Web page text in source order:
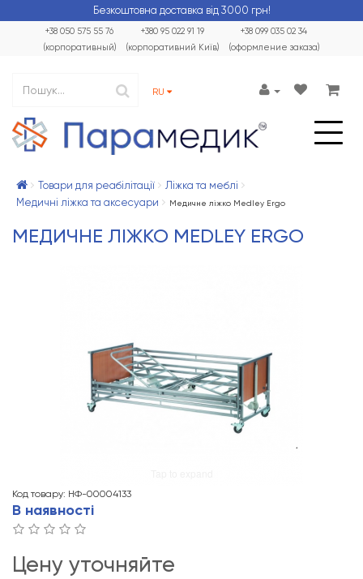
Безкоштовна доставка від 3000 грн!
+38 099 035 02 34
(оформление заказа)
+38 050 575 55 76
(корпоративный)
+380 95 022 91 19
(корпоративний Київ)
RU
Товари для реабілітації
Ліжка та меблі
Медичні ліжка та аксесуари
Медичне ліжко Medley Ergo
МЕДИЧНЕ ЛІЖКО MEDLEY ERGO
Код товару: НФ-00004133
В наявності
Цену уточняйте